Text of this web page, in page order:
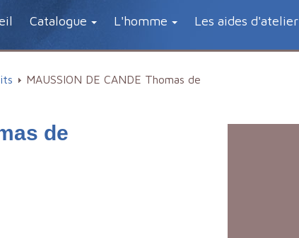
Catalogue L'homme Les aides d'atelier
MAUSSION DE CANDE Thomas de
de